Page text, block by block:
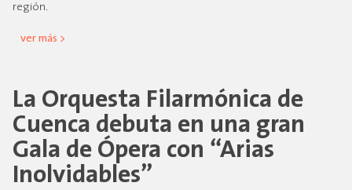
región.
ver más >
La Orquesta Filarmónica de
Cuenca debuta en una gran
Gala de Ópera con “Arias
Inolvidables”